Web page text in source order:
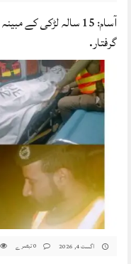
گرفتار.
اگست 4, 2026